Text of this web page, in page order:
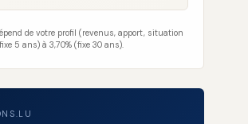
de votre profil (revenus, apport, situation
5 ans) à 3,70% (fixe 30 ans).